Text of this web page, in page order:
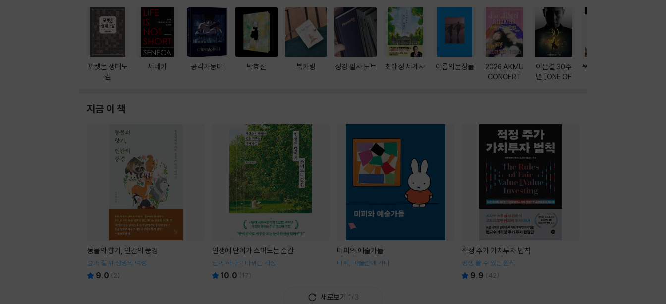
포켓몬 생태도
감
세네카 공각기동대 박효신 북키링 성경 필사 노트 최태성 세계사 여름의문장들
2026 AKMU
CONCERT
이은결 30주
년 [ONE OF
뚝딱! AI 3대장
지금 이 책
동물의 향기, 인간의 풍경
숲과 길 위 생명의 여정
9.0 ( 2)
인생에 단어가 스며드는 순간
단어 하나로 바뀌는 세상
10.0 (17)
미피와 예술가들
미피, 미술관에 가다
적정 주가 가치투자 법칙
평생 쓸 수 있는 원칙
9.9 (42)
새로보기 1/3